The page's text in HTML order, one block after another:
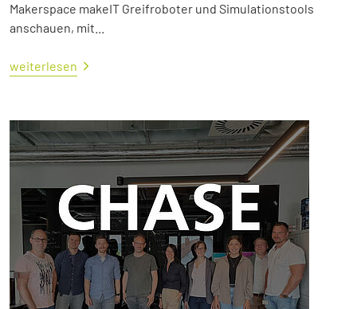
Makerspace makeIT Greifroboter und Simulationstools
anschauen, mit...
weiterlesen